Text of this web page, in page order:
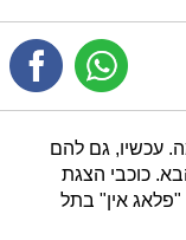
עכשיו, גם להם
כוכבי הצגת
אין" בתל